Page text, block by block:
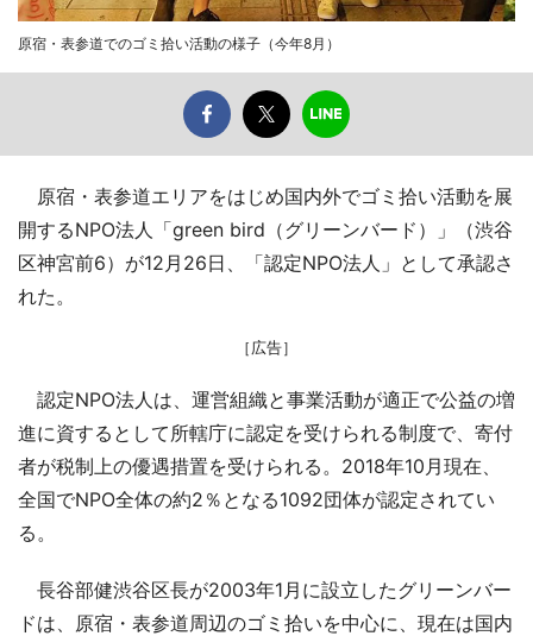
原宿・表参道でのゴミ拾い活動の様子（今年8月）
原宿・表参道エリアをはじめ国内外でゴミ拾い活動を展
開するNPO法人「green bird（グリーンバード）」（渋谷
区神宮前6）が12月26日、「認定NPO法人」として承認さ
れた。
［広告］
認定NPO法人は、運営組織と事業活動が適正で公益の増
進に資するとして所轄庁に認定を受けられる制度で、寄付
者が税制上の優遇措置を受けられる。2018年10月現在、
全国でNPO全体の約2％となる1092団体が認定されてい
る。
長谷部健渋谷区長が2003年1月に設立したグリーンバー
ドは、原宿・表参道周辺のゴミ拾いを中心に、現在は国内